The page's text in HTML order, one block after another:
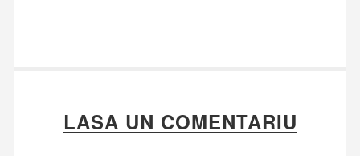
LASA UN COMENTARIU